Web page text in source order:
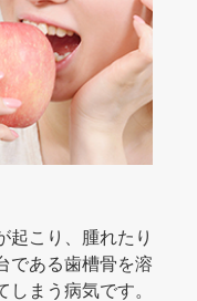
起こり、腫れたり
である歯槽骨を溶
まう病気です。